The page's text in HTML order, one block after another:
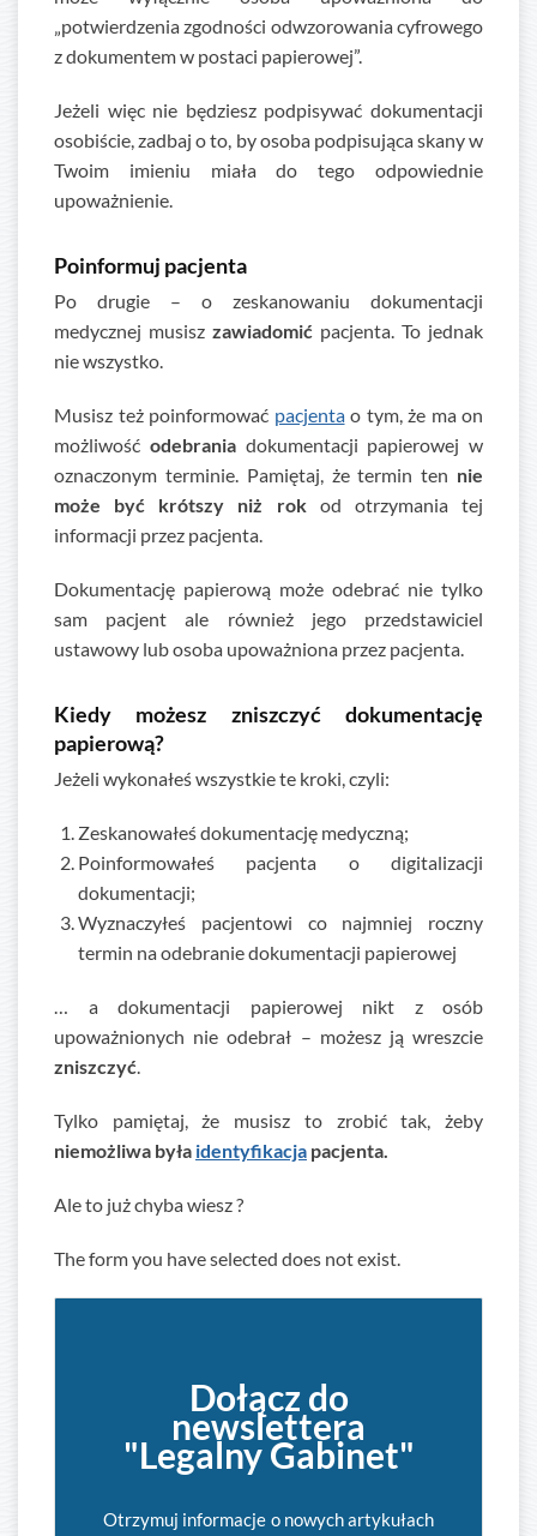
„potwierdzenia zgodności odwzorowania cyfrowego
z dokumentem w postaci papierowej”.
Jeżeli więc nie będziesz podpisywać dokumentacji
osobiście, zadbaj o to, by osoba podpisująca skany w
Twoim imieniu miała do tego odpowiednie
upoważnienie.
Poinformuj pacjenta
Po drugie – o zeskanowaniu dokumentacji
medycznej musisz zawiadomić pacjenta. To jednak
nie wszystko.
Musisz też poinformować pacjentao tym, że ma on
możliwość odebraniadokumentacji papierowej w
oznaczonym terminie. Pamiętaj, że termin ten nie
może być krótszy niż rokod otrzymania tej
informacji przez pacjenta.
Dokumentację papierową może odebrać nie tylko
sam pacjent ale również jego przedstawiciel
ustawowy lub osoba upoważniona przez pacjenta.
Kiedy możesz zniszczyć dokumentację
papierową?
Jeżeli wykonałeś wszystkie te kroki, czyli:
Zeskanowałeś dokumentację medyczną;
Poinformowałeś pacjenta o digitalizacji
dokumentacji;
Wyznaczyłeś pacjentowi co najmniej roczny
termin na odebranie dokumentacji papierowej
… a dokumentacji papierowej nikt z osób
upoważnionych nie odebrał – możesz ją wreszcie
zniszczyć
Tylko pamiętaj, że musisz to zrobić tak, żeby
niemożliwa była identyfikacja pacjenta.
Ale to już chyba wiesz ?
The form you have selected does not exist.
Dołącz do
newslettera
"Legalny Gabinet"
Otrzymuj informacje o nowych artykułach